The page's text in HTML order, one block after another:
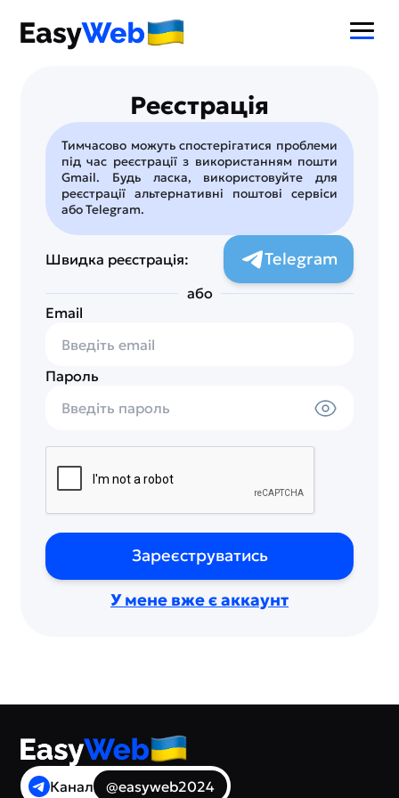
Реєстрація
Тимчасово можуть спостерігатися проблеми
під час реєстрації з використанням пошти
Gmail. Будь ласка, використовуйте для
реєстрації альтернативні поштові сервіси
або Telegram.
Швидка реєстрація: Telegram
або
Email
Пароль
Зареєструватись
У мене вже є аккаунт
Канал @easyweb2024